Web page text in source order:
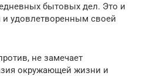
бытовых дел. Это и
и удовлетворенным своей
не замечает
окружающей жизни и